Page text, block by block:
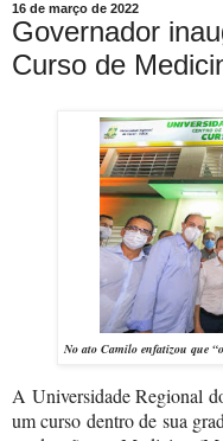
16 de março de 2022
Governador
Curso de
No ato Camilo enfatizou que
A Universidade Regional
um curso dentro de sua